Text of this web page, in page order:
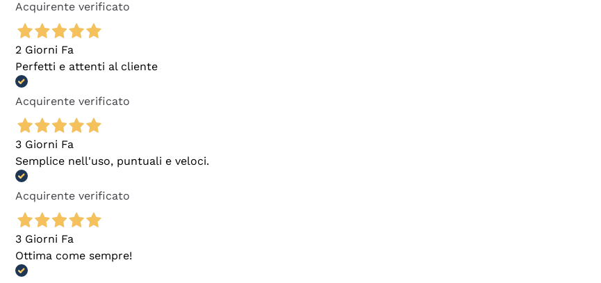
Acquirente verificato
2 Giorni Fa
Perfetti e attenti al cliente
Acquirente verificato
3 Giorni Fa
Semplice nell'uso, puntuali e veloci.
Acquirente verificato
3 Giorni Fa
Ottima come sempre!